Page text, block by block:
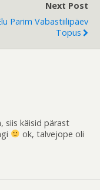
Next Post
Parim Vabastiilipäev
Topus
siis käisid pärast
ok, talvejope oli